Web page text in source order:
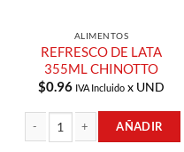
ALIMENTOS
REFRESCO DE LATA
355ML CHINOTTO
$0.96 IVA Incluido x UND
AÑADIR